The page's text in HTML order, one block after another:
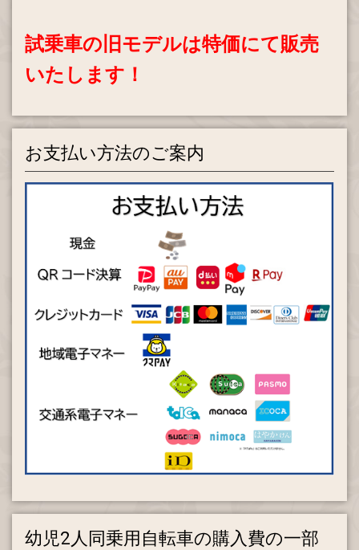
試乗車の旧モデルは特価にて販売
いたします！
お支払い方法のご案内
幼児2人同乗用自転車の購入費の一部